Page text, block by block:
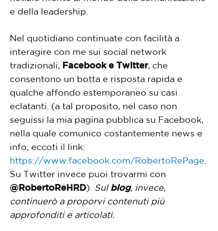
e della leadership.
Nel quotidiano continuate con facilità a
interagire con me sui social network
tradizionali, Facebook e Twitter, che
consentono un botta e risposta rapida e
qualche affondo estemporaneo su casi
eclatanti. (a tal proposito, nel caso non
seguissi la mia pagina pubblica su Facebook,
nella quale comunico costantemente news e
info, eccoti il link:
https://www.facebook.com/RobertoRePage
Su Twitter invece puoi trovarmi con
@RobertoReHRD). Sul blog, invece,
continuerò a proporvi contenuti più
approfonditi e articolati.